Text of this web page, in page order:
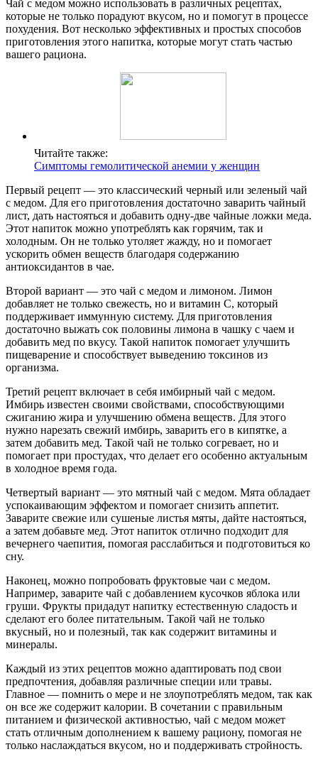
Чай с медом можно использовать в различных рецептах,
которые не только порадуют вкусом, но и помогут в процессе
похудения. Вот несколько эффективных и простых способов
приготовления этого напитка, которые могут стать частью
вашего рациона.
Читайте также:
Симптомы гемолитической анемии у женщин
Первый рецепт — это классический черный или зеленый чай
с медом. Для его приготовления достаточно заварить чайный
лист, дать настояться и добавить одну-две чайные ложки меда.
Этот напиток можно употреблять как горячим, так и
холодным. Он не только утоляет жажду, но и помогает
ускорить обмен веществ благодаря содержанию
антиоксидантов в чае.
Второй вариант — это чай с медом и лимоном. Лимон
добавляет не только свежесть, но и витамин C, который
поддерживает иммунную систему. Для приготовления
достаточно выжать сок половины лимона в чашку с чаем и
добавить мед по вкусу. Такой напиток помогает улучшить
пищеварение и способствует выведению токсинов из
организма.
Третий рецепт включает в себя имбирный чай с медом.
Имбирь известен своими свойствами, способствующими
сжиганию жира и улучшению обмена веществ. Для этого
нужно нарезать свежий имбирь, заварить его в кипятке, а
затем добавить мед. Такой чай не только согревает, но и
помогает при простудах, что делает его особенно актуальным
в холодное время года.
Четвертый вариант — это мятный чай с медом. Мята обладает
успокаивающим эффектом и помогает снизить аппетит.
Заварите свежие или сушеные листья мяты, дайте настояться,
а затем добавьте мед. Этот напиток отлично подходит для
вечернего чаепития, помогая расслабиться и подготовиться ко
сну.
Наконец, можно попробовать фруктовые чаи с медом.
Например, заварите чай с добавлением кусочков яблока или
груши. Фрукты придадут напитку естественную сладость и
сделают его более питательным. Такой чай не только
вкусный, но и полезный, так как содержит витамины и
минералы.
Каждый из этих рецептов можно адаптировать под свои
предпочтения, добавляя различные специи или травы.
Главное — помнить о мере и не злоупотреблять медом, так как
он все же содержит калории. В сочетании с правильным
питанием и физической активностью, чай с медом может
стать отличным дополнением к вашему рациону, помогая не
только наслаждаться вкусом, но и поддерживать стройность.